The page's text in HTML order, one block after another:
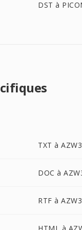
DST à
TXT à AZW3
DOC à
RTF à AZW3